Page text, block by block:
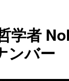
学者
ンバー